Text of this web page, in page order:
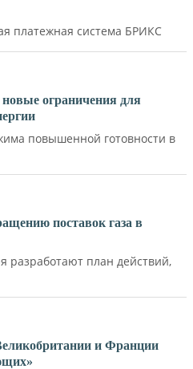
платежная система БРИКС
ограничения для
повышенной готовности в
поставок газа в
разработают план действий,
и Франции